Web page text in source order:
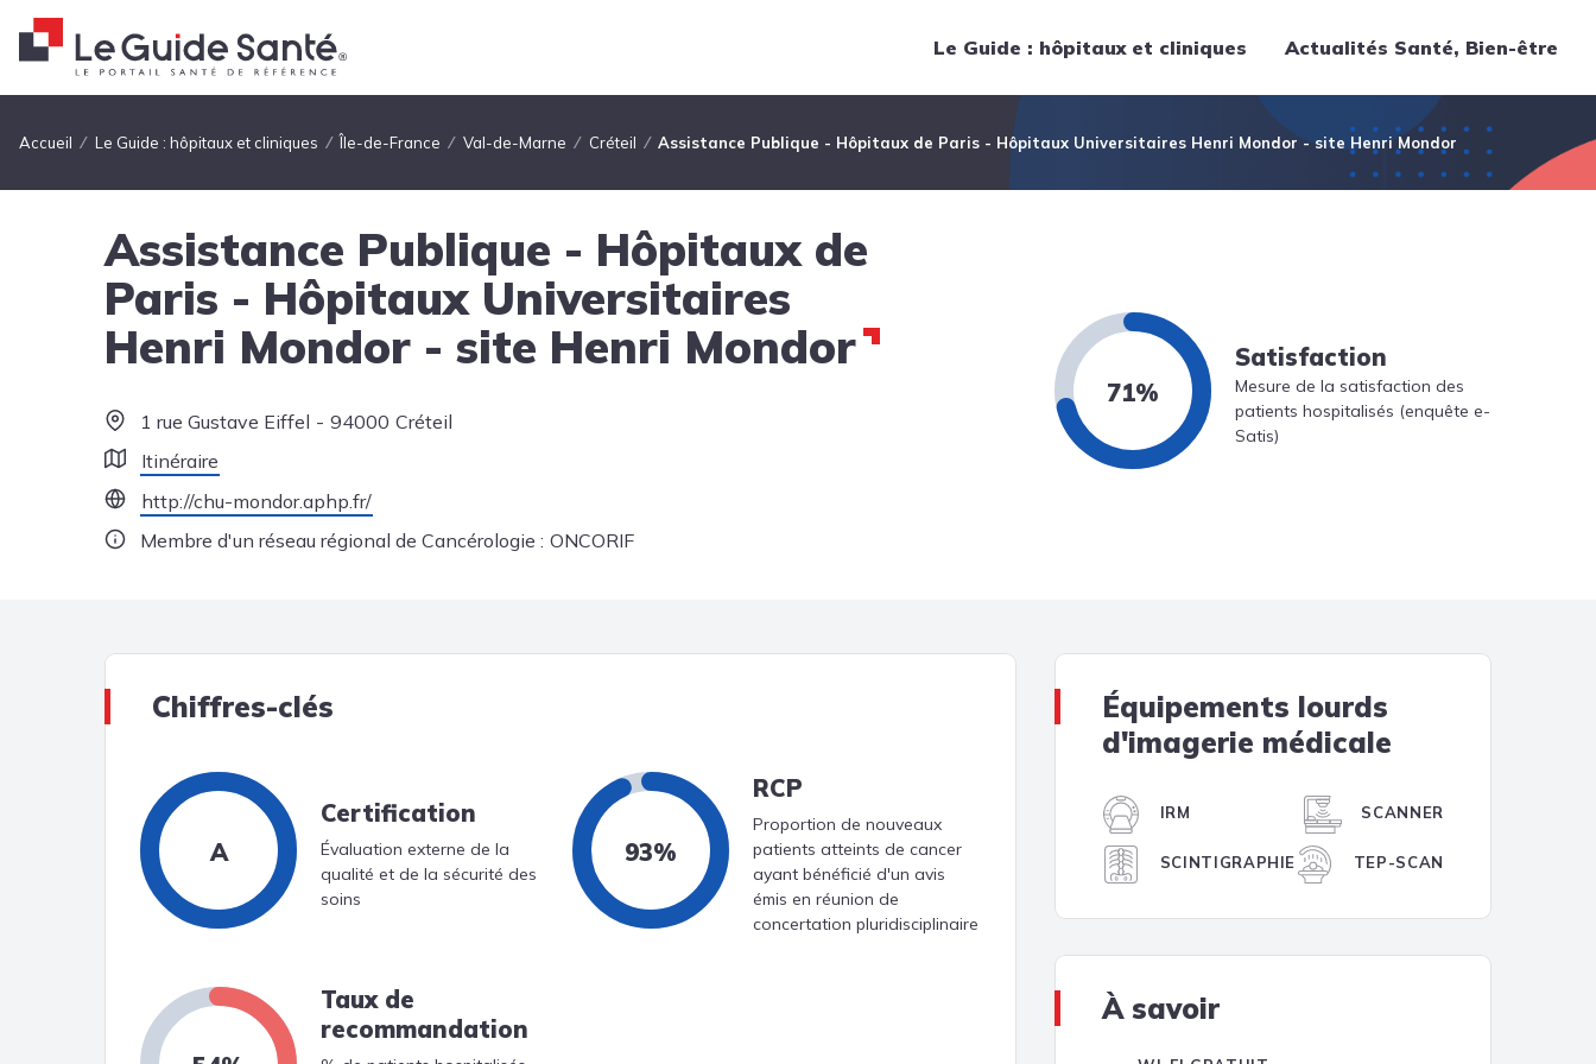
Le Guide : hôpitaux et cliniques Actualités Santé, Bien-être
Thématiques
Hôpitaux
Médecine
Médicaments
Fil d'Ariane
Accueil Le Guide : hôpitaux et cliniques Île-de-France Val-de-Marne Créteil Assistance Publique - Hôpitaux de Paris - Hôpitaux Universitaires Henri Mondor - site Henri Mondor
Assistance Publique - Hôpitaux de
Paris - Hôpitaux Universitaires
Henri Mondor - site Henri Mondor
1 rue Gustave Eiffel 94000 Créteil
Itinéraire
http://chu-mondor.aphp.fr/
Membre d'un réseau régional de Cancérologie : ONCORIF
71%
Satisfaction
Mesure de la satisfaction des
patients hospitalisés (enquête e-
Satis)
Chiffres-clés
A
Certification
Évaluation externe de la
qualité et de la sécurité des
soins
93%
RCP
Proportion de nouveaux
patients atteints de cancer
ayant bénéficié d'un avis
émis en réunion de
concertation pluridisciplinaire
Taux de
recommandation
Équipements lourds
d'imagerie médicale
IRM SCANNER
SCINTIGRAPHIE TEP-SCAN
À savoir